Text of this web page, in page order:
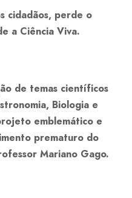
cidadãos, perde o
a Ciência Viva.
de temas científicos
Biologia e
emblemático e
prematuro do
Mariano Gago.